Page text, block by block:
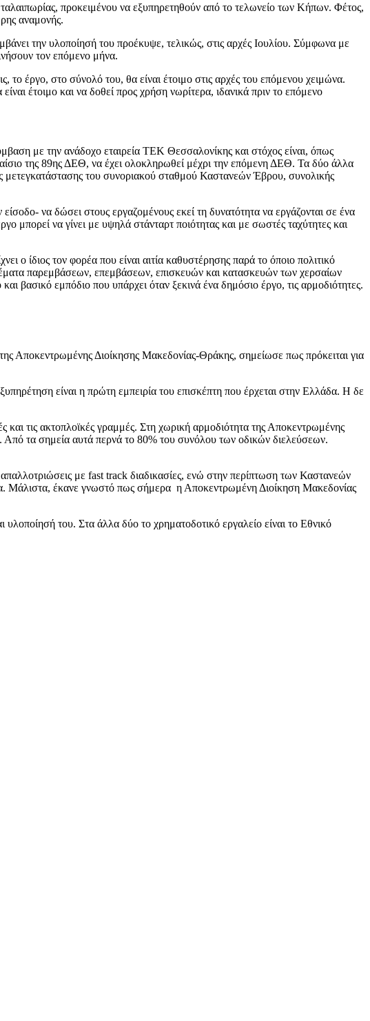
προκειμένου να εξυπηρετηθούν από το τελωνείο των Κήπων. Φέτος,
αναμονής.
την υλοποίησή του προέκυψε, τελικώς, στις αρχές Ιουλίου. Σύμφωνα με
τον επόμενο μήνα.
έργο, στο σύνολό του, θα είναι έτοιμο στις αρχές του επόμενου χειμώνα.
έτοιμο και να δοθεί προς χρήση νωρίτερα, ιδανικά πριν το επόμενο
με την ανάδοχο εταιρεία ΤΕΚ Θεσσαλονίκης και στόχος είναι, όπως
της 89ης ΔΕΘ, να έχει ολοκληρωθεί μέχρι την επόμενη ΔΕΘ. Τα δύο άλλα
του συνοριακού σταθμού Καστανεών Έβρου, συνολικής
να δώσει στους εργαζομένους εκεί τη δυνατότητα να εργάζονται σε ένα
μπορεί να γίνει με υψηλά στάνταρτ ποιότητας και με σωστές ταχύτητες και
ο ίδιος τον φορέα που είναι αιτία καθυστέρησης παρά το όποιο πολιτικό
παρεμβάσεων, επεμβάσεων, επισκευών και κατασκευών των χερσαίων
βασικό εμπόδιο που υπάρχει όταν ξεκινά ένα δημόσιο έργο, τις αρμοδιότητες.
Αποκεντρωμένης Διοίκησης Μακεδονίας-Θράκης, σημείωσε πως πρόκειται για
είναι η πρώτη εμπειρία του επισκέπτη που έρχεται στην Ελλάδα. Η δε
τις ακτοπλοϊκές γραμμές. Στη χωρική αρμοδιότητα της Αποκεντρωμένης
τα σημεία αυτά περνά το 80% του συνόλου των οδικών διελεύσεων.
με fast track διαδικασίες, ενώ στην περίπτωση των Καστανεών
Μάλιστα, έκανε γνωστό πως σήμερα η Αποκεντρωμένη Διοίκηση Μακεδονίας
του. Στα άλλα δύο το χρηματοδοτικό εργαλείο είναι το Εθνικό